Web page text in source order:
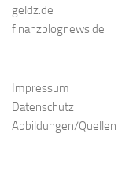
geldz.de
finanzblognews.de
Impressum
Datenschutz
Abbildungen/Quellen